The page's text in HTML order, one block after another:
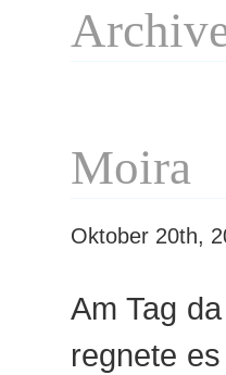
Moira
Oktober 20th,
Am Tag
regnete es